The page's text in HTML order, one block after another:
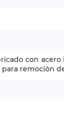
con
remoción